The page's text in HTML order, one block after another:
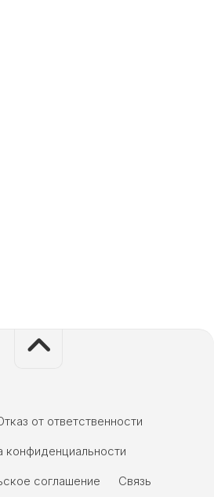
от ответственности
конфиденциальности
соглашение
Связь